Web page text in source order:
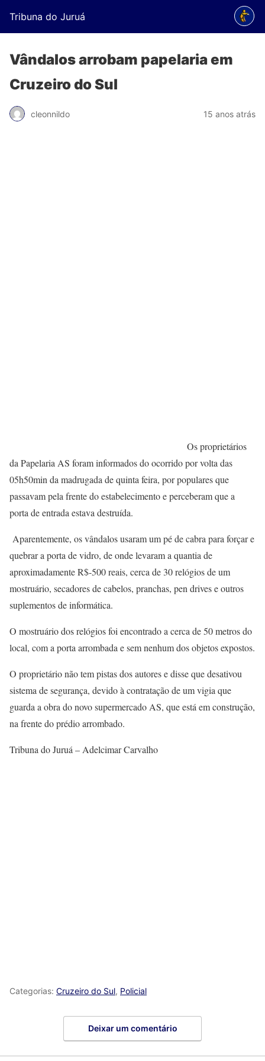
Tribuna do Juruá
Vândalos arrobam papelaria em
Cruzeiro do Sul
cleonnildo 15 anos atrás
Os proprietários
da Papelaria AS foram informados do ocorrido por volta das
05h50min da madrugada de quinta feira, por populares que
passavam pela frente do estabelecimento e perceberam que a
porta de entrada estava destruída.
Aparentemente, os vândalos usaram um pé de cabra para forçar e
quebrar a porta de vidro, de onde levaram a quantia de
aproximadamente R$-500 reais, cerca de 30 relógios de um
mostruário, secadores de cabelos, pranchas, pen drives e outros
suplementos de informática.
O mostruário dos relógios foi encontrado a cerca de 50 metros do
local, com a porta arrombada e sem nenhum dos objetos expostos.
O proprietário não tem pistas dos autores e disse que desativou
sistema de segurança, devido à contratação de um vigia que
guarda a obra do novo supermercado AS, que está em construção,
na frente do prédio arrombado.
Tribuna do Juruá – Adelcimar Carvalho
Categorias: Cruzeiro do Sul, Policial
Deixar um comentário